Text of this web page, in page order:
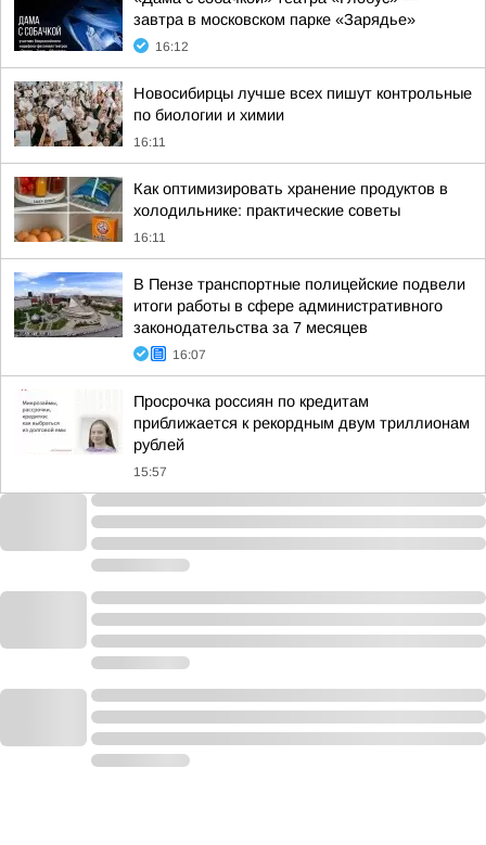
завтра в московском парке «Зарядье»
16:12
Новосибирцы лучше всех пишут контрольные
по биологии и химии
16:11
Как оптимизировать хранение продуктов в
холодильнике: практические советы
16:11
В Пензе транспортные полицейские подвели
итоги работы в сфере административного
законодательства за 7 месяцев
16:07
Просрочка россиян по кредитам
приближается к рекордным двум триллионам
рублей
15:57